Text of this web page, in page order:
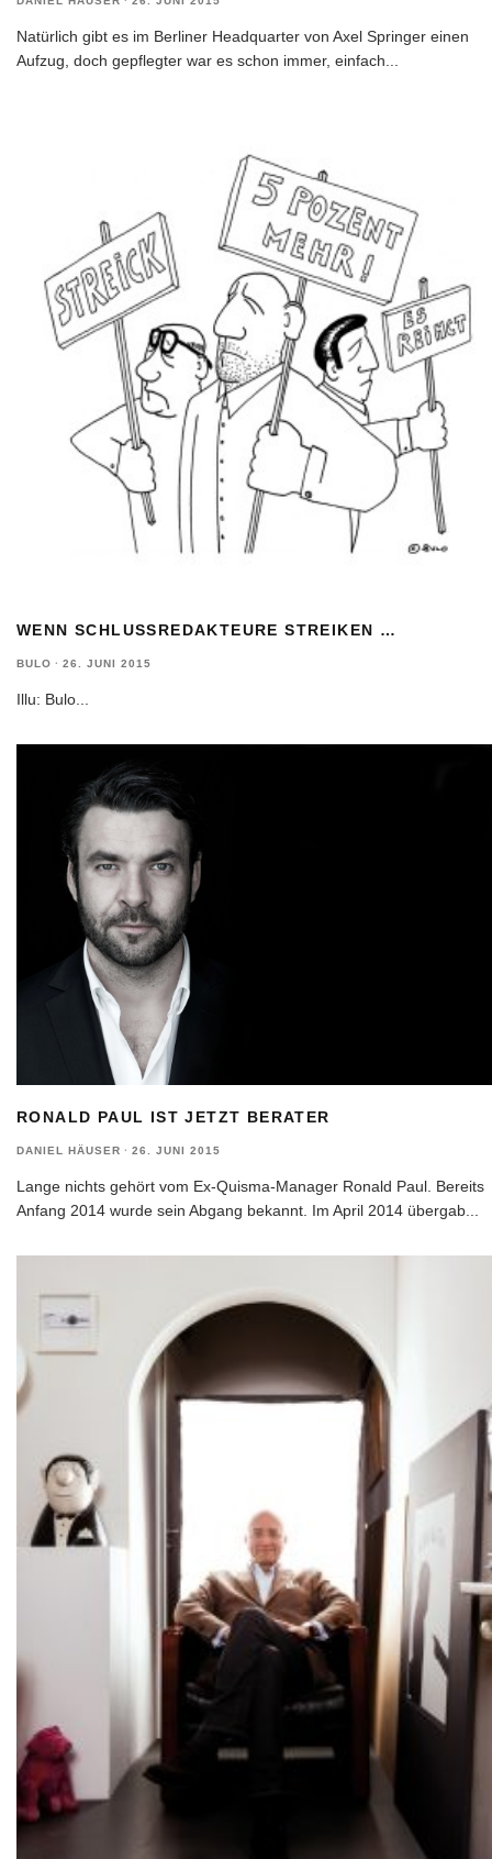
Natürlich gibt es im Berliner Headquarter von Axel Springer einen
Aufzug, doch gepflegter war es schon immer, einfach
WENN SCHLUSSREDAKTEURE STREIKEN …
BULO · 26. JUNI 2015
Illu: Bulo
RONALD PAUL IST JETZT BERATER
DANIEL HÄUSER · 26. JUNI 2015
Lange nichts gehört vom Ex-Quisma-Manager Ronald Paul. Bereits
Anfang 2014 wurde sein Abgang bekannt. Im April 2014 übergab...